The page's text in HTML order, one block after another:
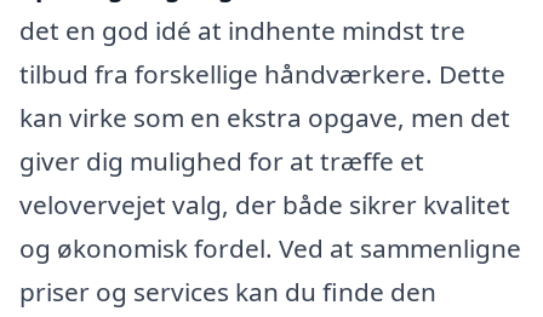
det en god idé at indhente mindst tre
tilbud fra forskellige håndværkere. Dette
kan virke som en ekstra opgave, men det
giver dig mulighed for at træffe et
velovervejet valg, der både sikrer kvalitet
og økonomisk fordel. Ved at sammenligne
priser og services kan du finde den